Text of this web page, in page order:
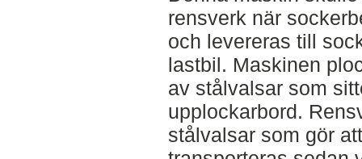
rensverk när
och levereras till
lastbil. Maskinen
av stålvalsar som
upplockarbord.
stålvalsar som gör